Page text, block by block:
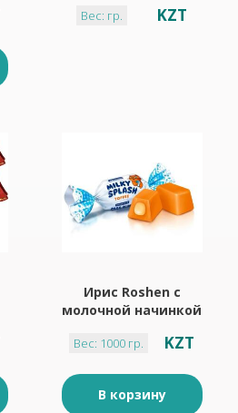
Вес: гр. KZT
Ирис Roshen с
молочной начинкой
Вес: 1000 гр. KZT
В корзину